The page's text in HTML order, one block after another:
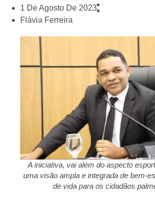
1 De Agosto De 2023
Flávia Ferreira
A iniciativa, vai além do aspecto
uma visão ampla e integrada de bem-
de vida para os cidadãos